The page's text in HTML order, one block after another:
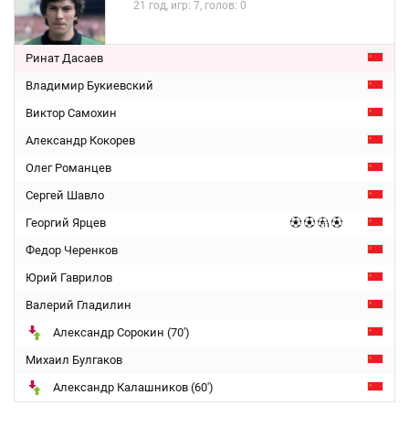
21 год, игр: 7, голов: 0
Ринат Дасаев
Владимир Букиевский
Виктор Самохин
Александр Кокорев
Олег Романцев
Сергей Шавло
Георгий Ярцев
Федор Черенков
Юрий Гаврилов
Валерий Гладилин
Александр Сорокин (70')
Михаил Булгаков
Александр Калашников (60')